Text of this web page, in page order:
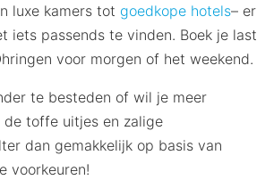
luxe kamers tot goedkope hotels– er
iets passends te vinden. Boek je last
voor morgen of het weekend.
te besteden of wil je meer
de toffe uitjes en zalige
dan gemakkelijk op basis van
voorkeuren!